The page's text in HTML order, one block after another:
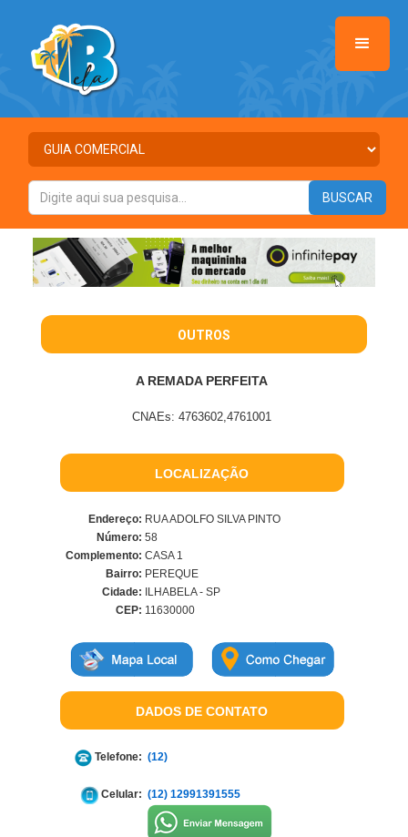
OUTROS
A REMADA PERFEITA
CNAEs: 4763602,4761001
LOCALIZAÇÃO
Endereço: RUA ADOLFO SILVA PINTO
Número: 58
Complemento: CASA 1
Bairro: PEREQUE
Cidade:
ILHABELA - SP
CEP: 11630000
DADOS DE CONTATO
Telefone: (12)
Celular: (12) 12991391555